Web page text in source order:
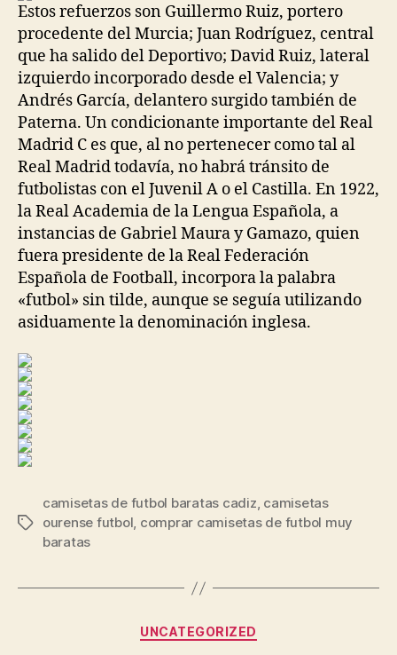
Estos refuerzos son Guillermo Ruiz, portero
procedente del Murcia; Juan Rodríguez, central
que ha salido del Deportivo; David Ruiz, lateral
izquierdo incorporado desde el Valencia; y
Andrés García, delantero surgido también de
Paterna. Un condicionante importante del Real
Madrid C es que, al no pertenecer como tal al
Real Madrid todavía, no habrá tránsito de
futbolistas con el Juvenil A o el Castilla. En 1922,
la Real Academia de la Lengua Española, a
instancias de Gabriel Maura y Gamazo, quien
fuera presidente de la Real Federación
Española de Football, incorpora la palabra
«futbol» sin tilde, aunque se seguía utilizando
asiduamente la denominación inglesa.
Etiquetas
camisetas de futbol baratas cadiz, camisetas
ourense futbol, comprar camisetas de futbol muy
baratas
Categorías
UNCATEGORIZED